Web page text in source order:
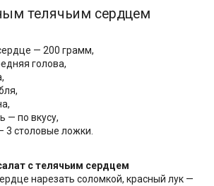
телячьим сердцем
— 200 грамм,
голова,
— по вкусу,
3 столовые ложки.
с телячьим сердцем
нарезать соломкой, красный лук —